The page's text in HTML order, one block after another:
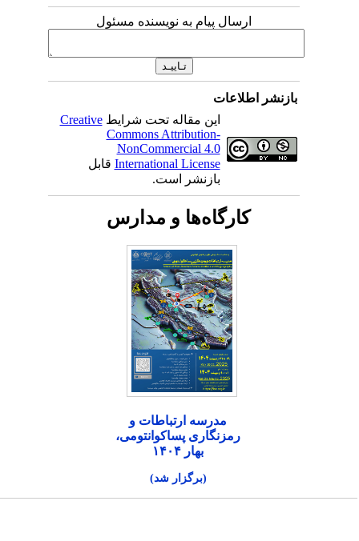
ارسال پیام به نویسنده مسئول
بازنشر اطلاعات
این مقاله تحت شرایطCreative
Commons Attribution-
NonCommercial 4.0
International Licenseقابل
بازنشر است.
کارگاه‌ها و مدارس
مدرسه ارتباطات و
رمزنگاری پساکوانتومی،
بهار ۱۴۰۴
(برگزار شد)